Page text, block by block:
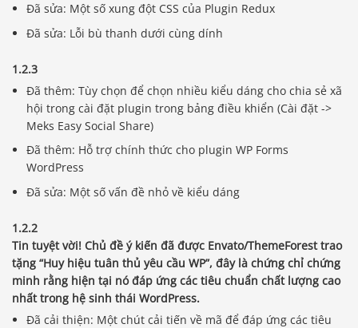
Đã sửa: Một số xung đột CSS của Plugin Redux
Đã sửa: Lỗi bù thanh dưới cùng dính
1.2.3
Đã thêm: Tùy chọn để chọn nhiều kiểu dáng cho chia sẻ xã
hội trong cài đặt plugin trong bảng điều khiển (Cài đặt ->
Meks Easy Social Share)
Đã thêm: Hỗ trợ chính thức cho plugin WP Forms
WordPress
Đã sửa: Một số vấn đề nhỏ về kiểu dáng
1.2.2
Tin tuyệt vời! Chủ đề ý kiến ​​đã được Envato/ThemeForest trao
tặng “Huy hiệu tuân thủ yêu cầu WP”, đây là chứng chỉ chứng
minh rằng hiện tại nó đáp ứng các tiêu chuẩn chất lượng cao
nhất trong hệ sinh thái WordPress.
Đã cải thiện: Một chút cải tiến về mã để đáp ứng các tiêu